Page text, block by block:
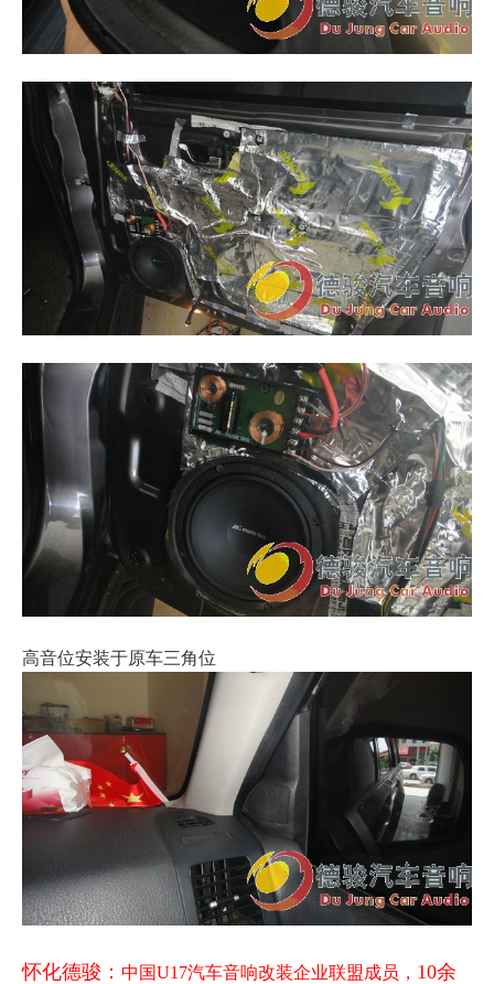
高音位安装于原车三角位
怀化德骏： 中国U17汽车音响改装企业联盟成员， 10余